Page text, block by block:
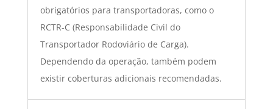
obrigatórios para transportadoras, como o
RCTR-C (Responsabilidade Civil do
Transportador Rodoviário de Carga).
Dependendo da operação, também podem
existir coberturas adicionais recomendadas.